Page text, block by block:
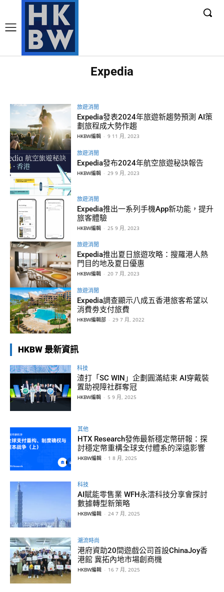
Expedia
旅遊消閒
Expedia發表2024年旅遊新趨勢預測 AI策
劃旅程成大勢作趨
HKBW編輯 - 9 11 月, 2023
旅遊消閒
Expedia發布2024年航空旅遊秘訣報告
HKBW編輯 - 29 9 月, 2023
旅遊消閒
Expedia推出一系列手機App新功能，提升
旅客體驗
HKBW編輯 - 25 9 月, 2023
旅遊消閒
Expedia推出夏日旅遊攻略：搜羅港人熱
門目的地及夏日優惠
HKBW編輯 - 20 7 月, 2023
旅遊消閒
Expedia調查顯示八成五香港旅客希望以
消費劵支付旅費
HKBW編輯部 - 29 7 月, 2022
HKBW 最新資訊
科技
渣打「SC WIN」企劃圓滿結束 AI穿戴裝
置助視障社群奪冠
HKBW編輯 - 5 9 月, 2025
其他
HTX Research發佈最新穩定幣研報：探
討穩定幣重構全球支付體系的深遠影響
HKBW編輯 - 1 8 月, 2025
科技
AI賦能零售業 WFH永澐科技分享會探討
數據轉型新策略
HKBW編輯 - 24 7 月, 2025
潮流時尚
港府資助20間遊戲公司首設ChinaJoy香
港館 冀拓內地市場創商機
HKBW編輯 - 16 7 月, 2025